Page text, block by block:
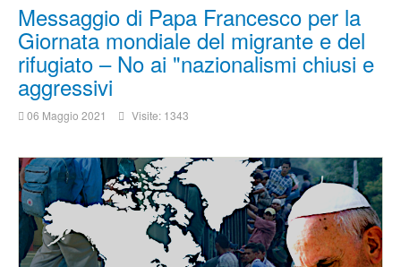
Messaggio di Papa Francesco per la
Giornata mondiale del migrante e del
rifugiato – No ai "nazionalismi chiusi e
aggressivi
06 Maggio 2021 Visite: 1343